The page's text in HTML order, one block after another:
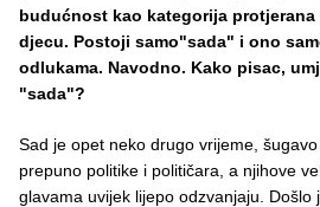
budućnost kao kategorija protjerana
djecu. Postoji samo"sada" i ono
odlukama. Navodno. Kako pisac,
"sada"?
Sad je opet neko drugo vrijeme,
prepuno politike i političara, a njihove
glavama uvijek lijepo odzvanjaju. Došlo